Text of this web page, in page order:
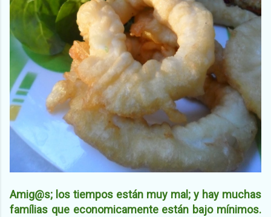
Amig@s; los tiempos están muy mal; y hay muchas
famílias que economicamente están bajo mínimos.